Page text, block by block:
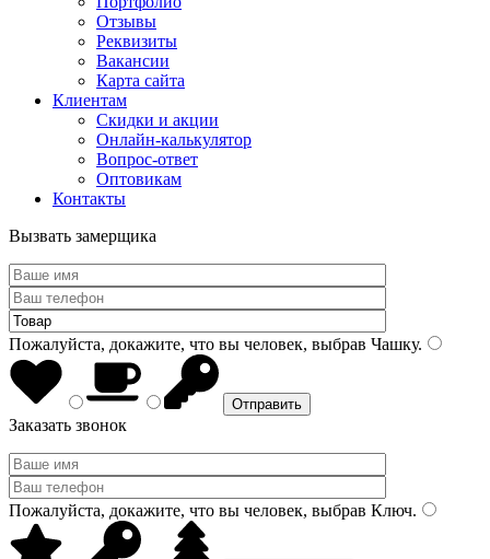
Отзывы
Реквизиты
Вакансии
Карта сайта
Клиентам
Скидки и акции
Онлайн-калькулятор
Вопрос-ответ
Оптовикам
Контакты
Вызвать замерщика
Пожалуйста, докажите, что вы человек, выбрав Чашку.
Заказать звонок
Пожалуйста, докажите, что вы человек, выбрав Ключ.